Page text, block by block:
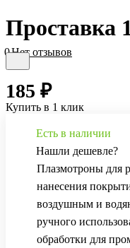
Проставка
0Нет отзывов
185 ₽
Купить в 1 клик
Есть в наличии
Нашли дешевле?
Плазмотроны для
нанесения
воздушным и
ручного
обработки для